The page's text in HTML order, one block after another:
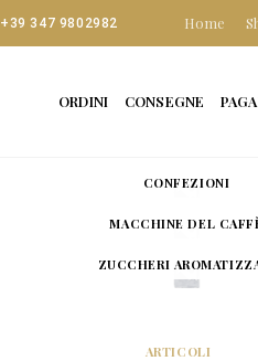
+39 347 9802982 Home
ORDINI CONSEGNE
CONFEZIONI
MACCHINE DEL
ZUCCHERI
ARTICOLI